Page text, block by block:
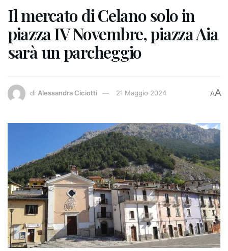
Il mercato di Celano solo in
piazza IV Novembre, piazza Aia
sarà un parcheggio
di Alessandra Ciciotti 21 Maggio 2024 AA